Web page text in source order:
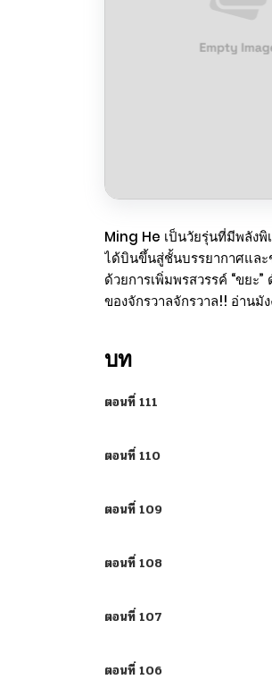
Ming He เป็นวัยรุ่นที่มีพลังพิ
ได้บินขึ้นสู่ชั้นบรรยากาศและ
ด้วยการเพิ่มพรสวรรค์ “ขยะ
ของจักรวาลจักรวาล!! อ่าน
บท
ตอนที่ 111
ตอนที่ 110
ตอนที่ 109
ตอนที่ 108
ตอนที่ 107
ตอนที่ 106